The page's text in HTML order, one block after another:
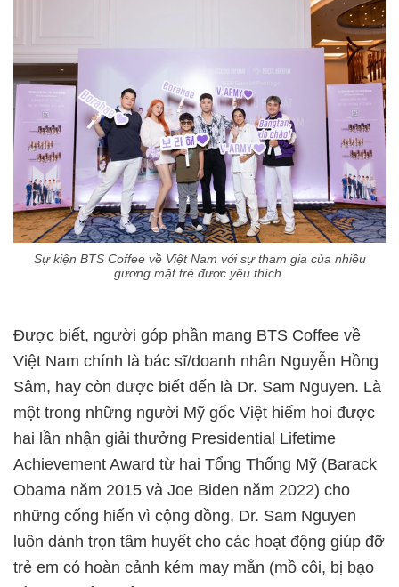
Sự kiện BTS Coffee về Việt Nam với sự tham gia của nhiều
gương mặt trẻ được yêu thích.
Được biết, người góp phần mang BTS Coffee về
Việt Nam chính là bác sĩ/doanh nhân Nguyễn Hồng
Sâm, hay còn được biết đến là Dr. Sam Nguyen. Là
một trong những người Mỹ gốc Việt hiếm hoi được
hai lần nhận giải thưởng Presidential Lifetime
Achievement Award từ hai Tổng Thống Mỹ (Barack
Obama năm 2015 và Joe Biden năm 2022) cho
những cống hiến vì cộng đồng, Dr. Sam Nguyen
luôn dành trọn tâm huyết cho các hoạt động giúp đỡ
trẻ em có hoàn cảnh kém may mắn (mồ côi, bị bạo